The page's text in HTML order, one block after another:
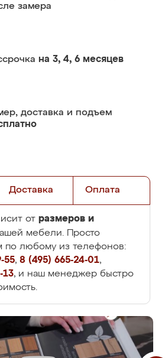
замера
на 3, 4, 6 месяцев
доставка и подъем
Доставка Оплата
от размеров и
мебели. Просто
по любому из телефонов:
55, 8 (495) 665-24-01,
13, и наш менеджер быстро